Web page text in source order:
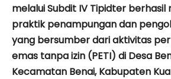
melalui Subdit IV Tipidter berhasil
praktik penampungan dan
yang bersumber dari aktivitas
emas tanpa izin (PETI) di Desa
Kecamatan Benai, Kabupaten